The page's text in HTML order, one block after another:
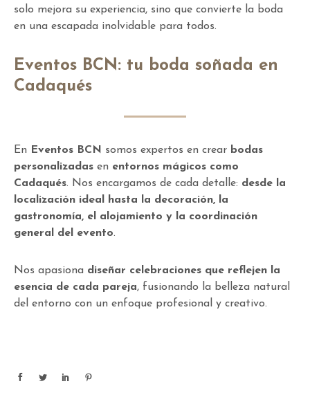
solo mejora su experiencia, sino que convierte la boda
en una escapada inolvidable para todos.
Eventos BCN: tu boda soñada en
Cadaqués
En Eventos BCN somos expertos en crear bodas
personalizadas en entornos mágicos como
Cadaqués. Nos encargamos de cada detalle: desde la
localización ideal hasta la decoración, la
gastronomía, el alojamiento y la coordinación
general del evento.
Nos apasiona diseñar celebraciones que reflejen la
esencia de cada pareja, fusionando la belleza natural
del entorno con un enfoque profesional y creativo.